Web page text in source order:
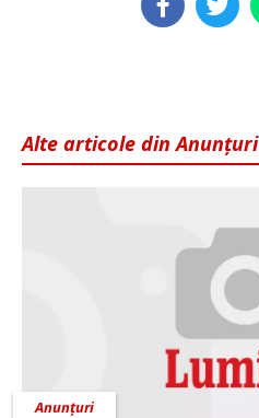
Alte articole din Anunțuri
Anunțuri